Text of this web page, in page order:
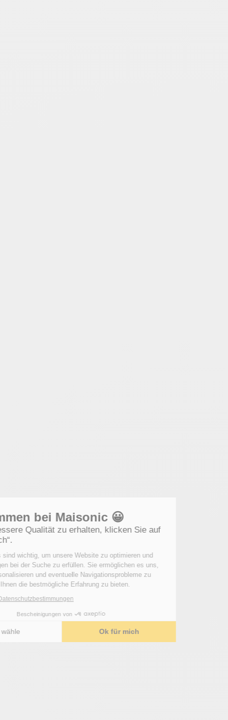
Willkommen bei Maisonic 😀
Um eine bessere Qualität zu erhalten, klicken Sie auf
„OK für mich“.
Diese Cookies sind wichtig, um unsere Website zu optimieren und
Ihre Erwartungen bei der Suche zu erfüllen. Sie ermöglichen es uns,
Inhalte zu personalisieren und eventuelle Navigationsprobleme zu
erkennen, um Ihnen die bestmögliche Erfahrung zu bieten.
Lesen Sie die Datenschutzbestimmungen
Bescheinigungen von